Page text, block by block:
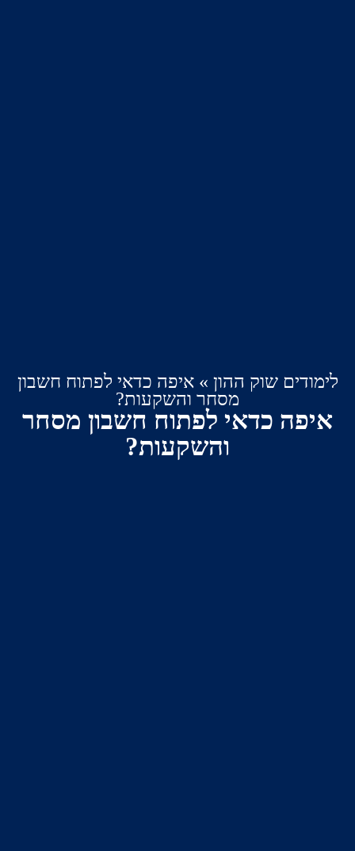
שוק ההון»איפה כדאי לפתוח חשבון
מסחר והשקעות?
כדאי לפתוח חשבון מסחר
והשקעות?